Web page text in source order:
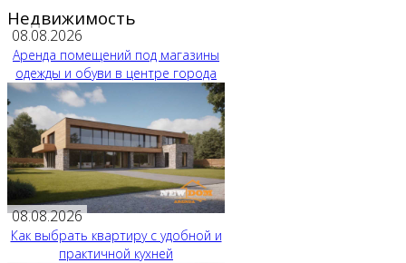
Недвижимость
08.08.2026
Аренда помещений под магазины
одежды и обуви в центре города
08.08.2026
Как выбрать квартиру с удобной и
практичной кухней